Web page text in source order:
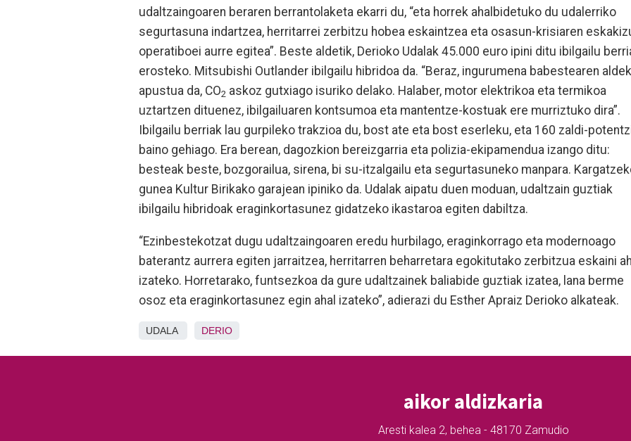
udaltzaingoaren beraren berrantolaketa ekarri du, “eta horrek ahalbidetuko du udalerriko
segurtasuna indartzea, herritarrei zerbitzu hobea eskaintzea eta osasun-krisiaren
operatiboei aurre egitea”. Beste aldetik, Derioko Udalak 45.000 euro ipini ditu ibilgailu
erosteko. Mitsubishi Outlander ibilgailu hibridoa da. “Beraz, ingurumena babestearen
apustua da, CO2 askoz gutxiago isuriko delako. Halaber, motor elektrikoa eta termikoa
uztartzen dituenez, ibilgailuaren kontsumoa eta mantentze-kostuak ere murriztuko dira”.
Ibilgailu berriak lau gurpileko trakzioa du, bost ate eta bost eserleku, eta 160 zaldi-
baino gehiago. Era berean, dagozkion bereizgarria eta polizia-ekipamendua izango ditu:
besteak beste, bozgorailua, sirena, bi su-itzalgailu eta segurtasuneko manpara.
gunea Kultur Birikako garajean ipiniko da. Udalak aipatu duen moduan, udaltzain guztiak
ibilgailu hibridoak eraginkortasunez gidatzeko ikastaroa egiten dabiltza.
“Ezinbestekotzat dugu udaltzaingoaren eredu hurbilago, eraginkorrago eta modernoago
baterantz aurrera egiten jarraitzea, herritarren beharretara egokitutako zerbitzua eskaini
izateko. Horretarako, funtsezkoa da gure udaltzainek baliabide guztiak izatea, lana berme
osoz eta eraginkortasunez egin ahal izateko”, adierazi du Esther Apraiz Derioko alkateak.
UDALA DERIO
aikor aldizkaria
Aresti kalea 2, behea - 48170 Zamudio